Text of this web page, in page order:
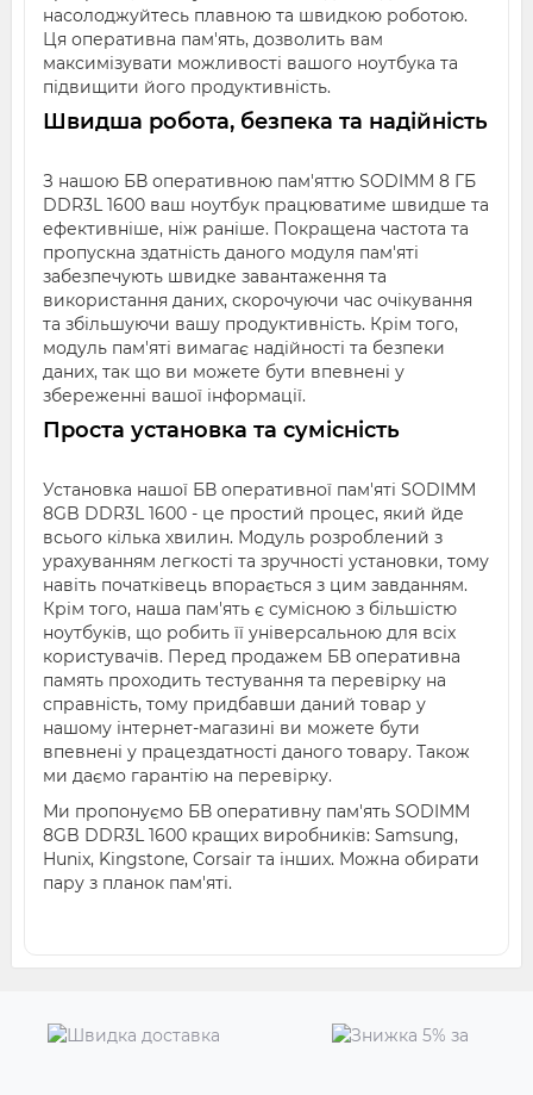
насолоджуйтесь плавною та швидкою роботою.
Ця оперативна пам'ять, дозволить вам
максимізувати можливості вашого ноутбука та
підвищити його продуктивність.
Швидша робота, безпека та надійність
З нашою БВ оперативною пам'яттю SODIMM 8 ГБ
DDR3L 1600 ваш ноутбук працюватиме швидше та
ефективніше, ніж раніше. Покращена частота та
пропускна здатність даного модуля пам'яті
забезпечують швидке завантаження та
використання даних, скорочуючи час очікування
та збільшуючи вашу продуктивність. Крім того,
модуль пам'яті вимагає надійності та безпеки
даних, так що ви можете бути впевнені у
збереженні вашої інформації.
Проста установка та сумісність
Установка нашої БВ оперативної пам'яті SODIMM
8GB DDR3L 1600 - це простий процес, який йде
всього кілька хвилин. Модуль розроблений з
урахуванням легкості та зручності установки, тому
навіть початківець впорається з цим завданням.
Крім того, наша пам'ять є сумісною з більшістю
ноутбуків, що робить її універсальною для всіх
користувачів. Перед продажем БВ оперативна
память проходить тестування та перевірку на
справність, тому придбавши даний товар у
нашому інтернет-магазині ви можете бути
впевнені у працездатності даного товару. Також
ми даємо гарантію на перевірку.
Ми пропонуємо БВ оперативну пам'ять SODIMM
8GB DDR3L 1600 кращих виробників: Samsung,
Hunix, Kingstone, Corsair та інших. Можна обирати
пару з планок пам'яті.